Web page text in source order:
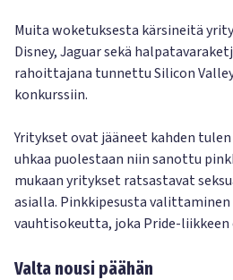
Muita woketuksesta kärsineitä
Disney, Jaguar sekä
rahoittajana tunnettu Silicon
konkurssiin.
Yritykset ovat jääneet kahden
uhkaa puolestaan niin sanottu
mukaan yritykset ratsastavat
asialla. Pinkkipesusta
vauhtisokeutta, joka Pride-liikkeen
Valta nousi päähän